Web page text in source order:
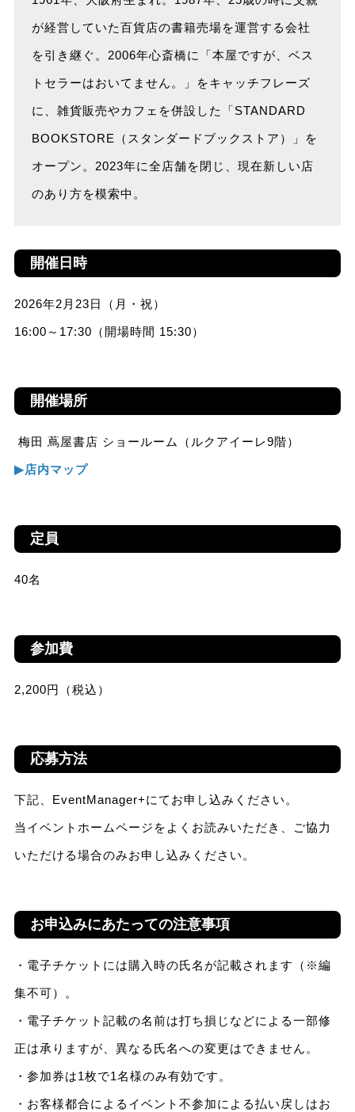
が経営していた百貨店の書籍売場を運営する会社
を引き継ぐ。2006年心斎橋に「本屋ですが、ベス
トセラーはおいてません。」をキャッチフレーズ
に、雑貨販売やカフェを併設した「STANDARD
BOOKSTORE（スタンダードブックストア）」を
オープン。2023年に全店舗を閉じ、現在新しい店
のあり方を模索中。
開催日時
2026年2月23日（月・祝）
16:00～17:30（開場時間 15:30）
開催場所
梅田 蔦屋書店 ショールーム（ルクアイーレ9階）
▶︎店内マップ
定員
40名
参加費
2,200円（税込）
応募方法
下記、EventManager+にてお申し込みください。
当イベントホームページをよくお読みいただき、ご協力
いただける場合のみお申し込みください。
お申込みにあたっての注意事項
・電子チケットには購入時の氏名が記載されます（※編
集不可）。
・電子チケット記載の名前は打ち損じなどによる一部修
正は承りますが、異なる氏名への変更はできません。
・参加券は1枚で1名様のみ有効です。
・お客様都合によるイベント不参加による払い戻しはお